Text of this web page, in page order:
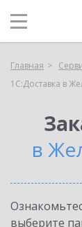
Главная
1С:Доставка в
в
выберите